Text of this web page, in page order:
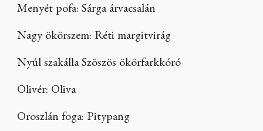
Menyét pofa: Sárga árvacsalán
Nagy ökörszem: Réti margitvirág
Nyúl szakálla Szöszös ökörfarkkóró
Olivér: Oliva
Oroszlán foga: Pitypang